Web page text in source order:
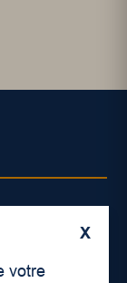
X
votre